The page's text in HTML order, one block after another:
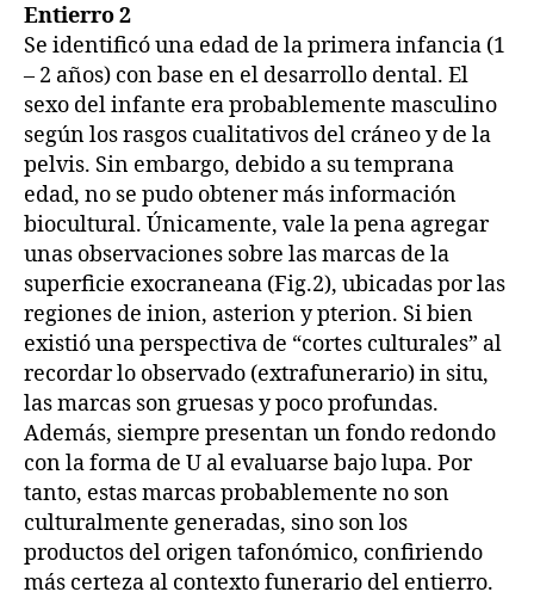
Entierro 2
Se identificó una edad de la primera infancia (1
– 2 años) con base en el desarrollo dental. El
sexo del infante era probablemente masculino
según los rasgos cualitativos del cráneo y de la
pelvis. Sin embargo, debido a su temprana
edad, no se pudo obtener más información
biocultural. Únicamente, vale la pena agregar
unas observaciones sobre las marcas de la
superficie exocraneana (Fig.2), ubicadas por las
regiones de inion, asterion y pterion. Si bien
existió una perspectiva de “cortes culturales” al
recordar lo observado (extrafunerario) in situ,
las marcas son gruesas y poco profundas.
Además, siempre presentan un fondo redondo
con la forma de U al evaluarse bajo lupa. Por
tanto, estas marcas probablemente no son
culturalmente generadas, sino son los
productos del origen tafonómico, confiriendo
más certeza al contexto funerario del entierro.